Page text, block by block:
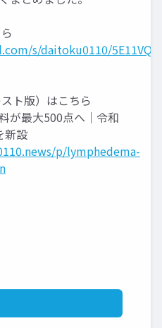
s/daitoku0110/5E11VQ-
ト版）はこちら
が最大500点へ｜令和
新設
p/lymphedema-